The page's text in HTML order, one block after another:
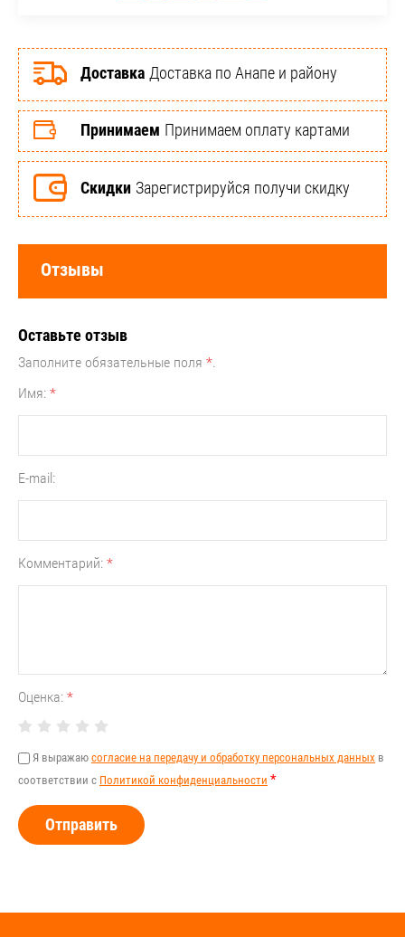
Доставка Доставка по Анапе и району
Принимаем Принимаем оплату картами
Скидки Зарегистрируйся получи скидку
Отзывы
Оставьте отзыв
Заполните обязательные поля *
Имя: *
E-mail:
Комментарий: *
Оценка: *
Я выражаю согласие на передачу и обработку персональных данных в
соответствии с Политикой конфиденциальности *
Отправить